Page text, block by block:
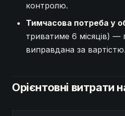
контролю.
Тимчасова потреба у
триватиме 6 місяців) —
виправдана за вартістю.
Орієнтовні витрати